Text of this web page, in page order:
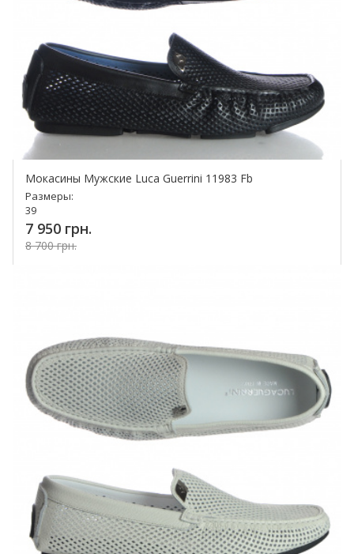
Мокасины Мужские Luca Guerrini 11983 Fb
Размеры:
39
7 950 грн.
8 700 грн.